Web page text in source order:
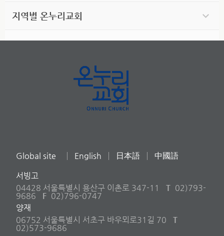
지역별 온누리교회
Global site English 日本語 中國語
서빙고
04428 서울특별시 용산구 이촌로 347-11
T 02)793-
9686
F 02)796-0747
양재
06752 서울특별시 서초구 바우뫼로31길 70
T
02)573-9686